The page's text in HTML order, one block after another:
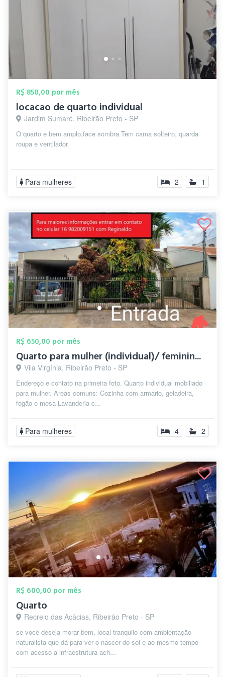
R$ 850,00 por mês
locacao de quarto individual
Jardim Sumaré, Ribeirão Preto - SP
O quarto e bem amplo,face sombra.Tem cama solteiro, quarda
roupa e ventilador.
Para mulheres 2 1
R$ 650,00 por mês
Quarto para mulher (individual)/ feminin...
Vila Virgínia, Ribeirão Preto - SP
Endereço e contato na primeira foto. Quarto individual mobiliado
para mulher. Areas comuns: Cozinha com armario, geladeira,
fogão e mesa Lavanderia c...
Para mulheres 4 2
R$ 600,00 por mês
Quarto
Recreio das Acácias, Ribeirão Preto - SP
se você deseja morar bem, local tranquilo com ambientação
naturalista que dá para ver o nascer do sol e ao mesmo tempo
com acesso a infraestrutura ach...